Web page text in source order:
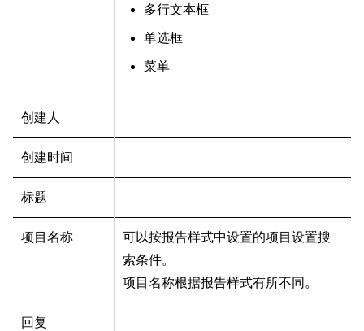
多行文本框
单选框
菜单
创建人
创建时间
标题
项目名称
可以按报告样式中设置的项目设置搜
索条件。
项目名称根据报告样式有所不同。
回复